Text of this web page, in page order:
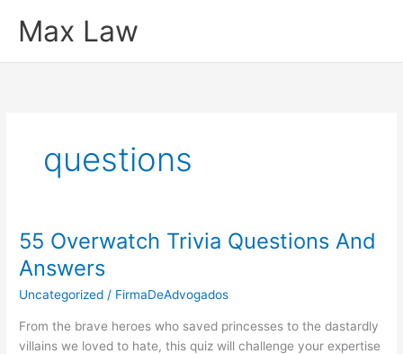
paraMax Law
questions
55 Overwatch Trivia Questions And
Answers
Uncategorized / FirmaDeAdvogados
From the brave heroes who saved princesses to the dastardly
villains we loved to hate, this quiz will challenge your expertise